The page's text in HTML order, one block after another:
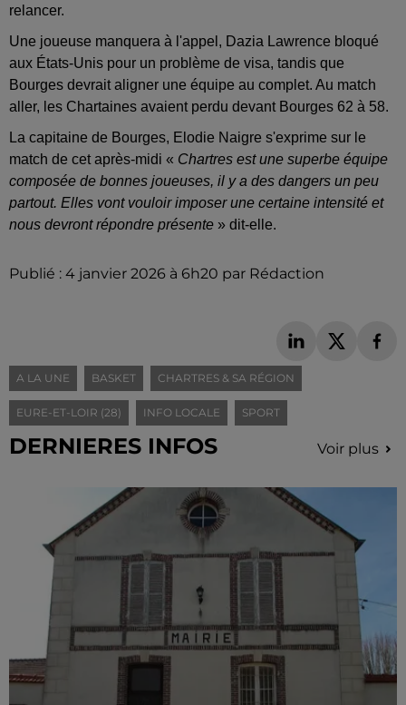
relancer.
Une joueuse manquera à l'appel, Dazia Lawrence bloqué
aux États-Unis pour un problème de visa, tandis que
Bourges devrait aligner une équipe au complet. Au match
aller, les Chartaines avaient perdu devant Bourges 62 à 58.
La capitaine de Bourges, Elodie Naigre s'exprime sur le
match de cet après-midi « Chartres est une superbe équipe
composée de bonnes joueuses, il y a des dangers un peu
partout. Elles vont vouloir imposer une certaine intensité et
nous devront répondre présente » dit-elle.
Publié : 4 janvier 2026 à 6h20 par Rédaction
A LA UNE BASKET CHARTRES & SA RÉGION
EURE-ET-LOIR (28) INFO LOCALE SPORT
DERNIERES INFOS Voir plus